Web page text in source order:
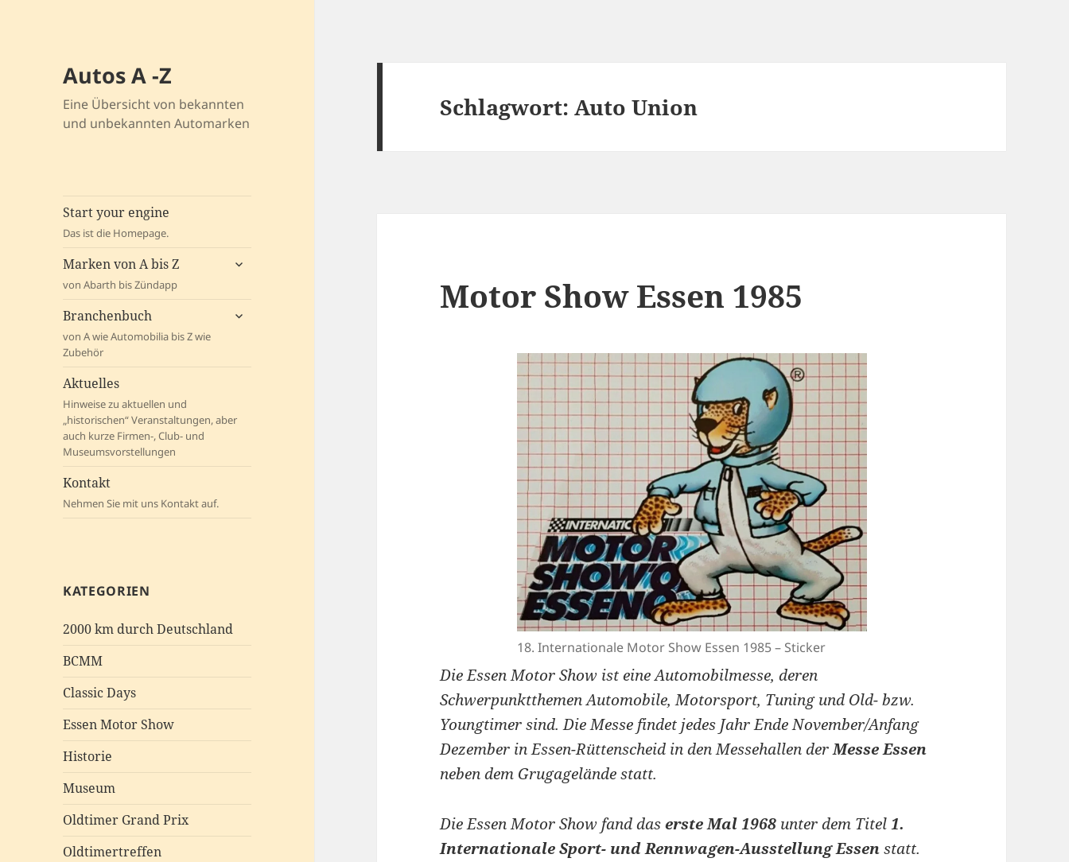
Autos A -Z
Eine Übersicht von bekannten
und unbekannten Automarken
Start your engine
Das ist die Homepage.
Marken von A bis Z
von Abarth bis Zündapp
untermenü
Branchenbuch
von A wie Automobilia bis Z wie
Zubehör
untermenü
Aktuelles
Hinweise zu aktuellen und
„historischen“ Veranstaltungen, aber
auch kurze Firmen-, Club- und
Museumsvorstellungen
Kontakt
Nehmen Sie mit uns Kontakt auf.
KATEGORIEN
2000 km durch Deutschland
BCMM
Classic Days
Essen Motor Show
Historie
Museum
Oldtimer Grand Prix
Oldtimertreffen
Schlagwort:Auto Union
Motor Show Essen 1985
18. Internationale Motor Show Essen 1985 – Sticker
Die Essen Motor Show ist eine Automobilmesse, deren
Schwerpunktthemen Automobile, Motorsport, Tuning und Old- bzw.
Youngtimer sind. Die Messe findet jedes Jahr Ende November/Anfang
Dezember in Essen-Rüttenscheid in den Messehallen derMesse Essen
neben dem Grugagelände statt.
Die Essen Motor Show fand daserste Mal 1968 unter dem Titel1.
Internationale Sport- und Rennwagen-Ausstellung Essenstatt.